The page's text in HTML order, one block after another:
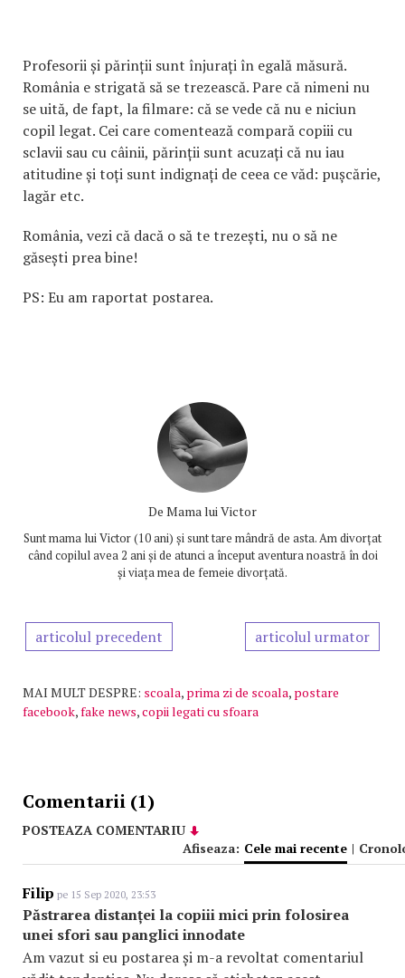
Profesorii și părinții sunt înjurați în egală măsură.
România e strigată să se trezească. Pare că nimeni nu
se uită, de fapt, la filmare: că se vede că nu e niciun
copil legat. Cei care comentează compară copiii cu
sclavii sau cu câinii, părinții sunt acuzați că nu iau
atitudine și toți sunt indignați de ceea ce văd: pușcărie,
lagăr etc.
România, vezi că dacă o să te trezești, nu o să ne
găsești prea bine!
PS: Eu am raportat postarea.
De Mama lui Victor
Sunt mama lui Victor (10 ani) și sunt tare mândră de asta. Am divorțat
când copilul avea 2 ani și de atunci a început aventura noastră în doi
și viața mea de femeie divorțată.
articolul precedent articolul urmator
MAI MULT DESPRE: scoala, prima zi de scoala, postare
facebook,fake news,copii legati cu sfoara
Comentarii (1)
POSTEAZA COMENTARIU
Afiseaza: Cele mai recente |
Filip pe 15 Sep 2020, 23:53
Păstrarea distanței la copiii mici prin folosirea
unei sfori sau panglici innodate
Am vazut si eu postarea și m-a revoltat comentariul